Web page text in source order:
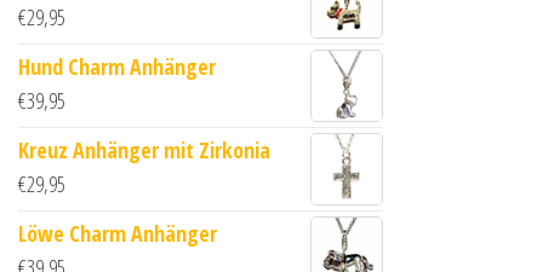
€29,95
Hund Charm Anhänger
€39,95
Kreuz Anhänger mit Zirkonia
€29,95
Löwe Charm Anhänger